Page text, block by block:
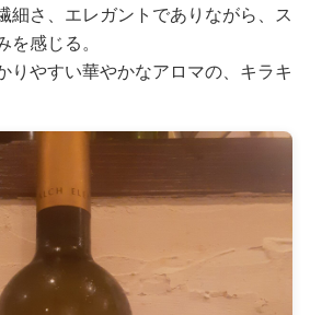
細さ、エレガントでありながら、ス
感じる。
りやすい華やかなアロマの、キラキ